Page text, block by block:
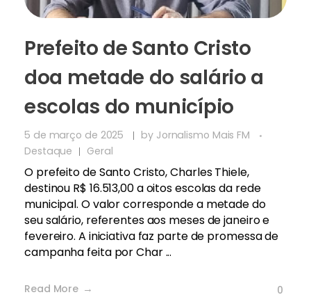
Prefeito de Santo Cristo
doa metade do salário a
escolas do município
5 de março de 2025 by Jornalismo Mais FM
Destaque
Geral
O prefeito de Santo Cristo, Charles Thiele,
destinou R$ 16.513,00 a oitos escolas da rede
municipal. O valor corresponde a metade do
seu salário, referentes aos meses de janeiro e
fevereiro. A iniciativa faz parte de promessa de
campanha feita por Char ...
Read More 0